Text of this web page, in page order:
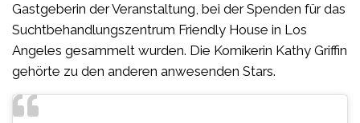
Gastgeberin der Veranstaltung, bei der Spenden für das
Suchtbehandlungszentrum Friendly House in Los
Angeles gesammelt wurden. Die Komikerin Kathy Griffin
gehörte zu den anderen anwesenden Stars.